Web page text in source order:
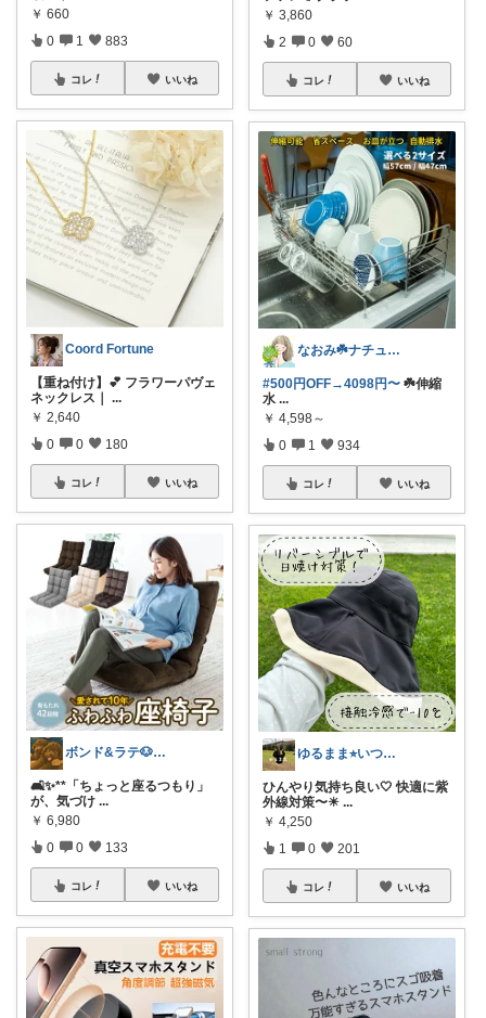
￥ 660
0 1 883
コレ いいね
Coord Fortune
【重ね付け】💕 フラワーパヴェ
ネックレス｜ ...
￥ 2,640
0 0 180
コレ いいね
ボンド&ラテ🐶経由購入感謝です🙇
🛋️✨**「ちょっと座るつもり」
が、気づけ ...
￥ 6,980
0 0 133
コレ いいね
￥ 3,860
2 0 60
コレ いいね
なおみ☘️ナチュラル生活
#500円OFF→4098円〜 ☘️伸縮
水 ...
￥ 4,598～
0 1 934
コレ いいね
ゆるまま⭐︎いつもありがとうございます✨
ひんやり気持ち良い🤍 快適に紫
外線対策〜☀ ...
￥ 4,250
1 0 201
コレ いいね